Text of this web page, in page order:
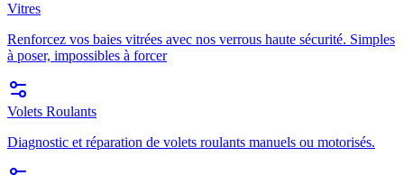
Vitres
Renforcez vos baies vitrées avec nos verrous haute sécurité. Simples
à poser, impossibles à forcer
Volets Roulants
Diagnostic et réparation de volets roulants manuels ou motorisés.